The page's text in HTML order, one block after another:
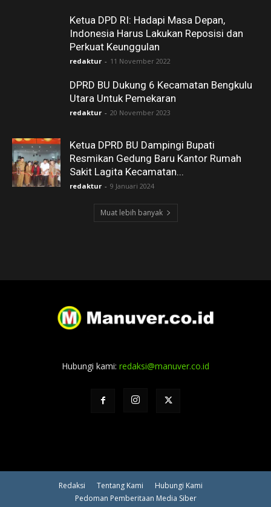
Ketua DPD RI: Hadapi Masa Depan,
Indonesia Harus Lakukan Reposisi dan
Perkuat Keunggulan
redaktur - 11 November 2022
DPRD BU Dukung 6 Kecamatan Bengkulu
Utara Untuk Pemekaran
redaktur - 20 November 2023
Ketua DPRD BU Dampingi Bupati
Resmikan Gedung Baru Kantor Rumah
Sakit Lagita Kecamatan...
redaktur - 9 Januari 2024
Muat lebih banyak
Hubungi kami: redaksi@manuver.co.id
Redaksi Tentang Kami
Hubungi Kami
Pedoman Pemberitaan Media Siber